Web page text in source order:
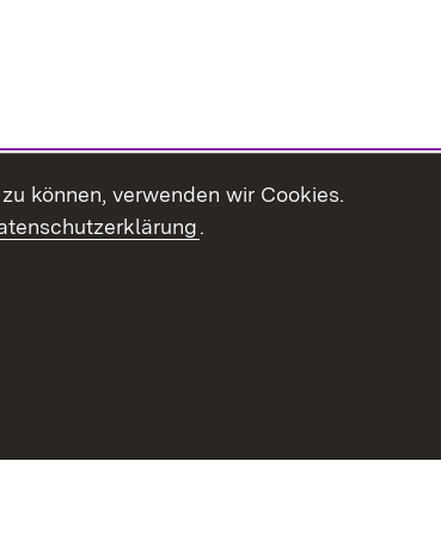
können, verwenden wir Cookies.
.